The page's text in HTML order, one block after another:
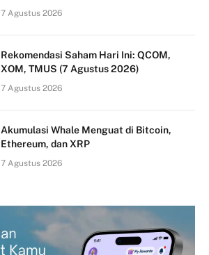
7 Agustus 2026
Rekomendasi Saham Hari Ini: QCOM,
XOM, TMUS (7 Agustus 2026)
7 Agustus 2026
Akumulasi Whale Menguat di Bitcoin,
Ethereum, dan XRP
7 Agustus 2026